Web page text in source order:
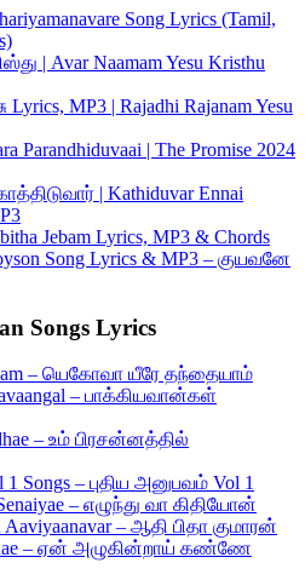
Song Lyrics (Tamil,
| Avar Naamam Yesu Kristhu
MP3 | Rajadhi Rajanam Yesu
Parandhiduvaai | The Promise 2024
| Kathiduvar Ennai
Jebam Lyrics, MP3 & Chords
Song Lyrics & MP3 – குயவனே
Songs Lyrics
– யெகோவா யீரே தந்தையாம்
– பாக்கியவான்கள்
– உம் பிரசன்னத்தில்
1 Songs – புதிய அனுபவம் Vol 1
– எழுந்து வா கிதியோன்
Aaviyaanavar – ஆதி பிதா குமாரன்
– ஏன் அழுகின்றாய் கண்ணே